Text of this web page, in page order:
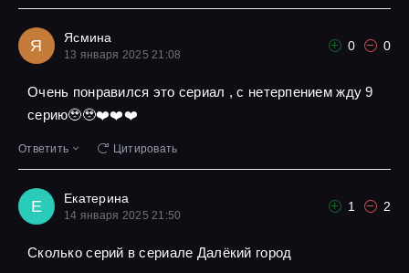
Я Ясмина
13 января 2025 21:08
0 0
Очень понравился это сериал , с нетерпением жду 9
серию🥹🥹❤️❤️❤️
Ответить Цитировать
Е Екатерина
14 января 2025 21:50
1 2
Сколько серий в сериале Далёкий город